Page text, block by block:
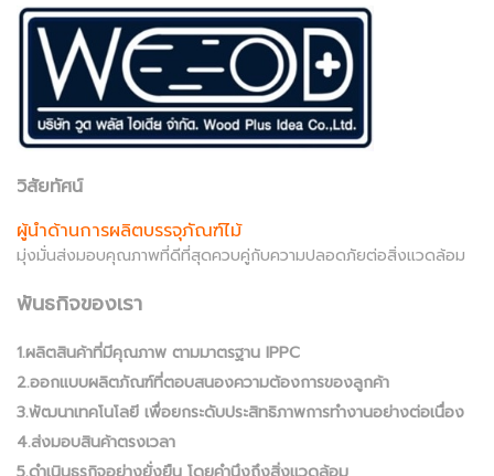
วิสัยทัศน์
ผู้นำด้านการผลิตบรรจุภัณฑ์ไม้
มุ่งมั่นส่งมอบคุณภาพที่ดีที่สุดควบคู่กับความปลอดภัยต่อสิ่งแวดล้อม
พันธกิจของเรา
1.ผลิตสินค้าที่มีคุณภาพ ตามมาตรฐาน IPPC
2.ออกแบบผลิตภัณฑ์ที่ตอบสนองความต้องการของลูกค้า
3.พัฒนาเทคโนโลยี เพื่อยกระดับประสิทธิภาพการทำงานอย่างต่อเนื่อง
4.ส่งมอบสินค้าตรงเวลา